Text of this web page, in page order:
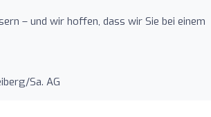
– und wir hoffen, dass wir Sie bei einem
Sa. AG